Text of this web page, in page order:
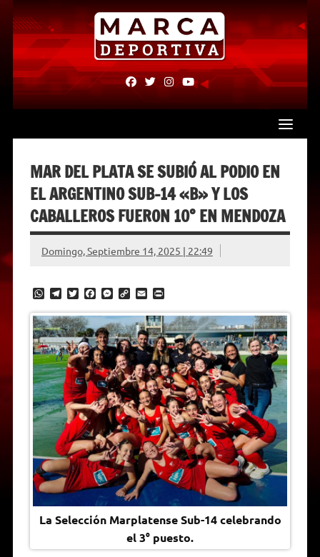
Skip
content
fab
fa-
fab
fa-
fab fab
MAR DEL PLATA SE SUBIÓ AL PODIO EN
EL ARGENTINO SUB-14 «B» Y LOS
CABALLEROS FUERON 10° EN MENDOZA
Domingo, Septiembre 14, 2025 | 22:49
W
a
t
s
A
p
p
T
l
e
g
r
a
m
T
i
t
t
e
r
F
c
e
b
o
o
k
M
s
s
e
n
g
e
r
C
p
y
L
i
n
k
E
a
i
l
P
i
n
t
F
r
i
e
n
d
l
y
La Selección Marplatense Sub-14 celebrando
el 3° puesto.